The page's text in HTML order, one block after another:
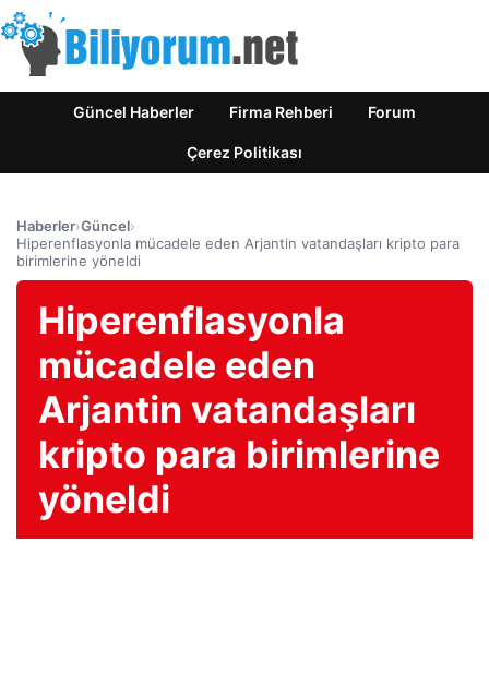
Güncel Haberler Firma Rehberi Forum
Çerez Politikası
Haberler›Güncel›
Hiperenflasyonla mücadele eden Arjantin vatandaşları kripto para
birimlerine yöneldi
Hiperenflasyonla
mücadele eden
Arjantin vatandaşları
kripto para birimlerine
yöneldi